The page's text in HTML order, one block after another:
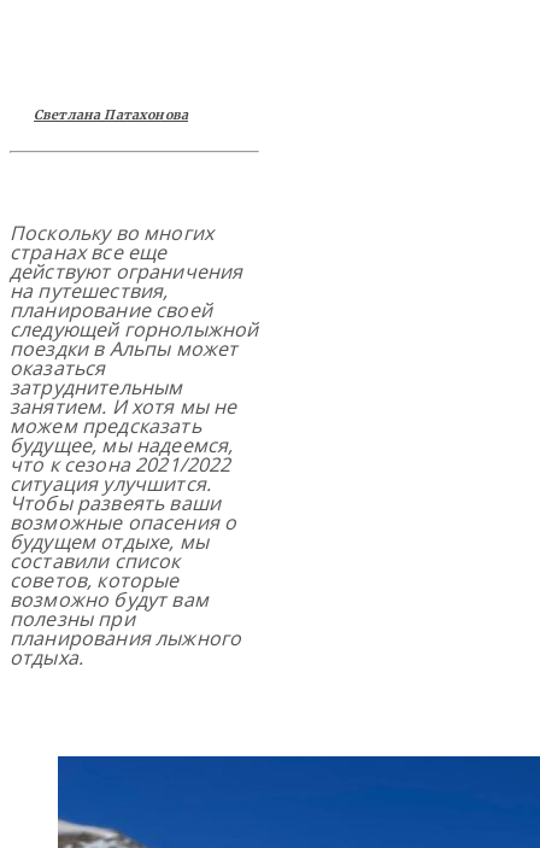
Светлана Патахонова
Поскольку во многих
странах все еще
действуют ограничения
на путешествия,
планирование своей
следующей горнолыжной
поездки в Альпы может
оказаться
затруднительным
занятием. И хотя мы не
можем предсказать
будущее, мы надеемся,
что к сезона 2021/2022
ситуация улучшится.
Чтобы развеять ваши
возможные опасения о
будущем отдыхе, мы
составили список
советов, которые
возможно будут вам
полезны при
планирования лыжного
отдыха.